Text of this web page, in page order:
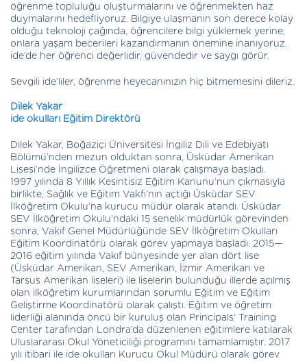
öğrenme topluluğu oluşturmalarını ve öğrenmekten haz
duymalarını hedefliyoruz. Bilgiye ulaşmanın son derece kolay
olduğu teknoloji çağında, öğrencilere bilgi yüklemek yerine,
onlara yaşam becerileri kazandırmanın önemine inanıyoruz.
ide’de her öğrenci değerlidir, güvendedir ve saygı görür.
Sevgili ide’liler, öğrenme heyecanınızın hiç bitmemesini dileriz.
Dilek Yakar
ide okulları Eğitim Direktörü
Dilek Yakar, Boğaziçi Üniversitesi İngiliz Dili ve Edebiyatı
Bölümü’nden mezun olduktan sonra, Üsküdar Amerikan
Lisesi’nde İngilizce Öğretmeni olarak çalışmaya başladı.
1997 yılında 8 Yıllık Kesintisiz Eğitim Kanunu’nun çıkmasıyla
birlikte, Sağlık ve Eğitim Vakfı’nın açtığı Üsküdar SEV
İlköğretim Okulu’na kurucu müdür olarak atandı. Üsküdar
SEV İlköğretim Okulu’ndaki 15 senelik müdürlük görevinden
sonra, Vakıf Genel Müdürlüğünde SEV İlköğretim Okulları
Eğitim Koordinatörü olarak görev yapmaya başladı. 2015—
2016 eğitim yılında Vakıf bünyesinde yer alan dört lise
(Üsküdar Amerikan, SEV Amerikan, İzmir Amerikan ve
Tarsus Amerikan liseleri) ile liselerin bulunduğu illerde açılmış
olan ilköğretim kurumlarından sorumlu Eğitim ve Eğitim
Geliştirme Koordinatörü olarak çalıştı. Eğitim ve öğretim
liderliği alanında öncü bir kuruluş olan Principals’ Training
Center tarafından Londra’da düzenlenen eğitimlere katılarak
Uluslararası Okul Yöneticiliği programını tamamlamıştır. 2017
yılı itibari ile ide okulları Kurucu Okul Müdürü olarak görev